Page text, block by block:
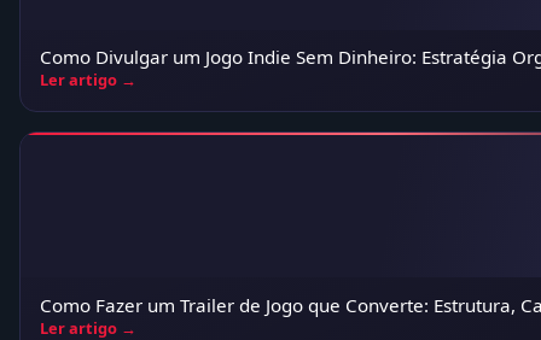
Como Divulgar um Jogo Indie Sem Dinheiro: Estratégia
Ler artigo →
Como Fazer um Trailer de Jogo que Converte: Estrutura,
Ler artigo →